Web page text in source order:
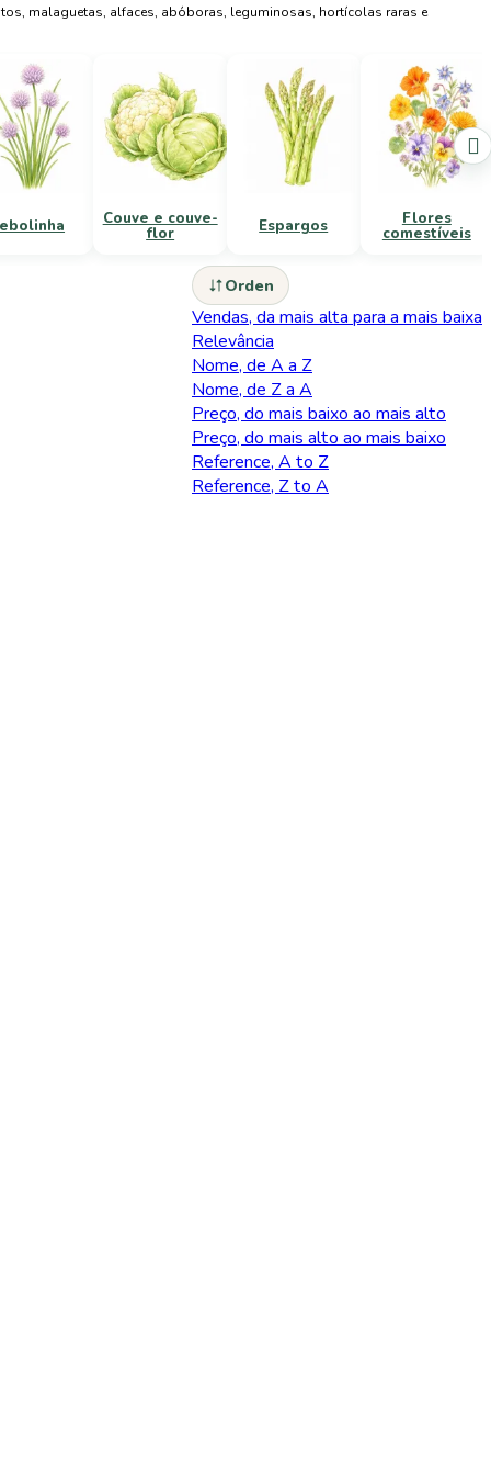
malaguetas, alfaces, abóboras, leguminosas, hortícolas raras e
Couve e couve-
flor Espargos Flores
comestíveis

Orden
Vendas, da mais alta para a mais baixa
Relevância
Nome, de A a Z
Nome, de Z a A
Preço, do mais baixo ao mais alto
Preço, do mais alto ao mais baixo
Reference, A to Z
Reference, Z to A